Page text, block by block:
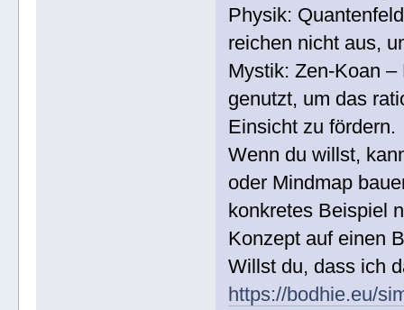
Physik:
reichen nicht aus,
Mystik: Zen-Koan
genutzt, um das
Einsicht zu fördern.
Wenn du willst,
oder Mindmap
konkretes Beispiel
Konzept auf einen
Willst du, dass ich
https://bodhie.eu/